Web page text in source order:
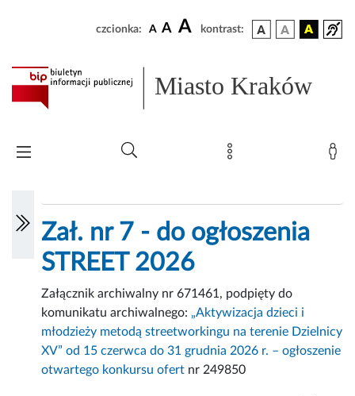
czcionka: A A A kontrast:
Miasto Kraków
Zał. nr 7 - do ogłoszenia
STREET 2026
Załącznik archiwalny nr 671461, podpięty do
komunikatu archiwalnego: „Aktywizacja dzieci i
młodzieży metodą streetworkingu na terenie Dzielnicy
XV” od 15 czerwca do 31 grudnia 2026 r. – ogłoszenie
otwartego konkursu ofert nr 249850